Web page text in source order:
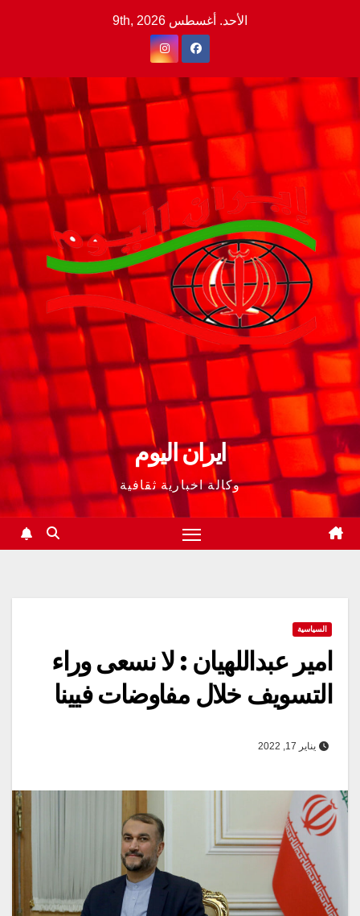
الأحد. أغسطس 9th, 2026
ايران اليوم
وكالة اخبارية ثقافية
السياسية
امير عبداللهيان : لا نسعى وراء
التسويف خلال مفاوضات فيينا
يناير 17, 2022